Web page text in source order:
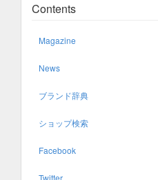
Contents
Magazine
News
ブランド辞典
ショップ検索
Facebook